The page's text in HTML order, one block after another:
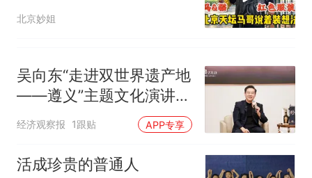
与什么有关
北京妙姐
吴向东“走进双世界遗产地
——遵义”主题文化演讲开
讲
经济观察报 1跟贴 APP专享
活成珍贵的普通人